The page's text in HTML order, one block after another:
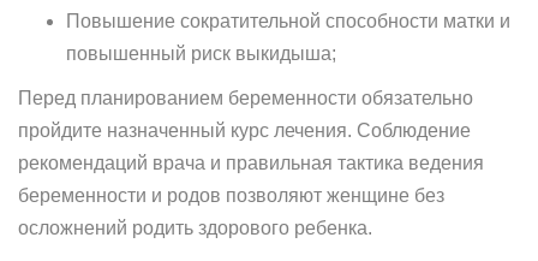
Повышение сократительной способности матки и
повышенный риск выкидыша;
Перед планированием беременности обязательно
пройдите назначенный курс лечения. Соблюдение
рекомендаций врача и правильная тактика ведения
беременности и родов позволяют женщине без
осложнений родить здорового ребенка.